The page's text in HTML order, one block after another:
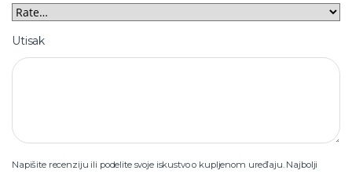
Utisak
Napišite recenziju ili podelite svoje iskustvo o kupljenom uređaju. Najbolji